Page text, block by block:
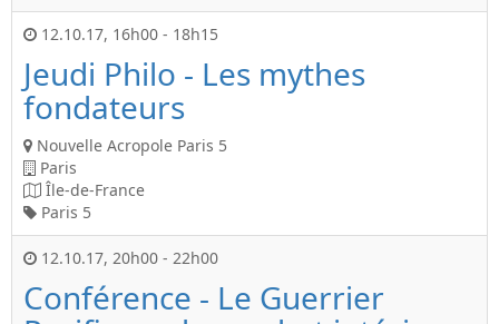
12.10.17, 16h00 - 18h15
Jeudi Philo - Les mythes
fondateurs
Nouvelle Acropole Paris 5
Paris
Île-de-France
Paris 5
12.10.17, 20h00 - 22h00
Conférence - Le Guerrier